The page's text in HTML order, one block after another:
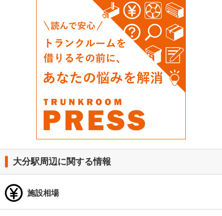
大分駅周辺に関する情報
施設相場